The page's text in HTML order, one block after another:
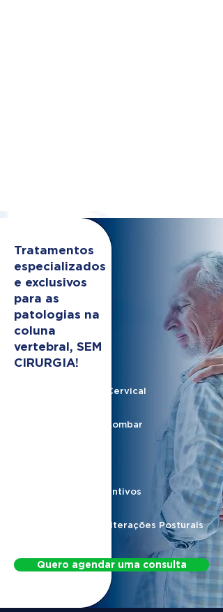
Tratamentos
especializados
e exclusivos
para as
patologias na
coluna
vertebral, SEM
CIRURGIA!
Hérnia de Disco Cervical
Hérnia de Disco Lombar
Protocolos Preventivos
Protocolo para Alterações Posturais
Quero agendar uma consulta